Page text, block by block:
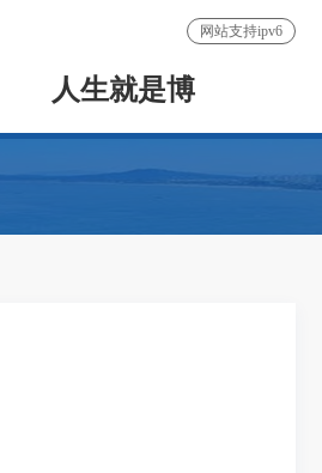
网站支持ipv6
人生就是博